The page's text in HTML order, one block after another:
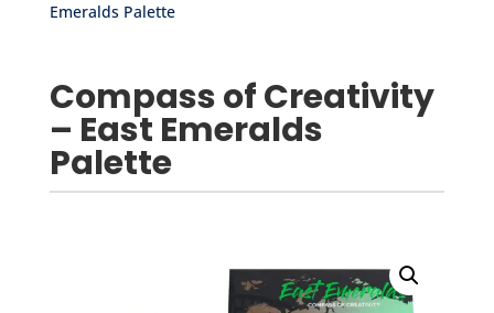
Emeralds Palette
Compass of Creativity
– East Emeralds
Palette